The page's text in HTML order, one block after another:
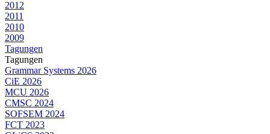
2012
2011
2010
2009
Tagungen
Tagungen
Grammar Systems 2026
CiE 2026
MCU 2026
CMSC 2024
SOFSEM 2024
FCT 2023